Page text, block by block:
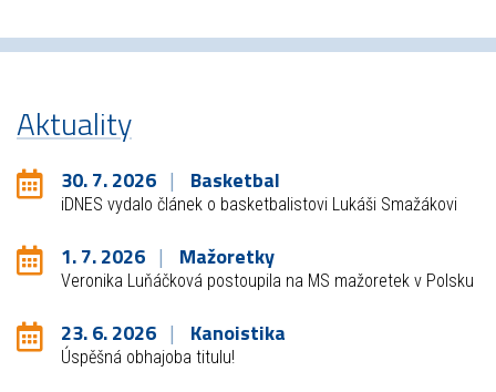
Aktuality
30. 7. 2026 Basketbal
iDNES vydalo článek o basketbalistovi Lukáši Smažákovi
1. 7. 2026 Mažoretky
Veronika Luňáčková postoupila na MS mažoretek v Polsku
23. 6. 2026 Kanoistika
Úspěšná obhajoba titulu!